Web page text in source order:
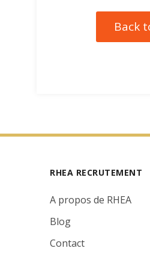
Back
RHEA RECRUTEMENT
A propos de RHEA
Blog
Contact